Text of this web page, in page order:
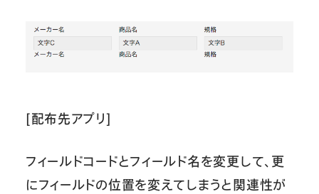
[配布先アプリ]
フィールドコードとフィールド名を変更して、更
にフィールドの位置を変えてしまうと関連性が